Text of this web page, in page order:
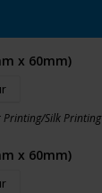
x 60mm)
Printing/Silk Printing
x 60mm)